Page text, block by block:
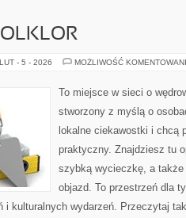
LUT - 5 - 2026 MOŻLIWOŚĆ
To miejsce w sieci o
stworzony z myślą o
lokalne ciekawostki i chcą
praktyczny. Znajdziesz tu
szybką wycieczkę, a także
objazd. To przestrzeń dla
i kulturalnych wydarzeń. Przeczytaj